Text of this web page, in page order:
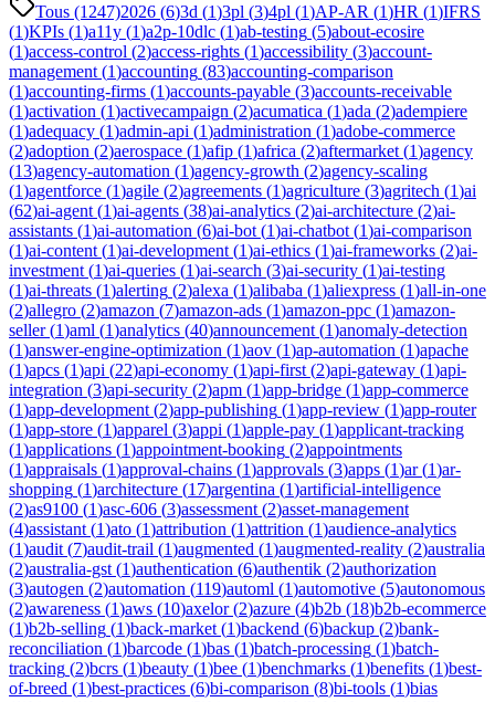
Tous (1247)2026 (6)3d (1)3pl (3)4pl (1)AP-AR (1)HR (1)IFRS
(1)KPIs (1)a11y (1)a2p-10dlc (1)ab-testing (5)about-ecosire
(1)access-control (2)access-rights (1)accessibility (3)account-
management (1)accounting (83)accounting-comparison
(1)accounting-firms (1)accounts-payable (3)accounts-receivable
(1)activation (1)activecampaign (2)acumatica (1)ada (2)adempiere
(1)adequacy (1)admin-api (1)administration (1)adobe-commerce
(2)adoption (2)aerospace (1)afip (1)africa (2)aftermarket (1)agency
(13)agency-automation (1)agency-growth (2)agency-scaling
(1)agentforce (1)agile (2)agreements (1)agriculture (3)agritech (1)ai
(62)ai-agent (1)ai-agents (38)ai-analytics (2)ai-architecture (2)ai-
assistants (1)ai-automation (6)ai-bot (1)ai-chatbot (1)ai-comparison
(1)ai-content (1)ai-development (1)ai-ethics (1)ai-frameworks (2)ai-
investment (1)ai-queries (1)ai-search (3)ai-security (1)ai-testing
(1)ai-threats (1)alerting (2)alexa (1)alibaba (1)aliexpress (1)all-in-one
(2)allegro (2)amazon (7)amazon-ads (1)amazon-ppc (1)amazon-
seller(1)aml (1)analytics (40)announcement (1)anomaly-detection
(1)answer-engine-optimization (1)aov (1)ap-automation (1)apache
(1)apcs (1)api (22)api-economy (1)api-first (2)api-gateway (1)api-
integration (3)api-security (2)apm (1)app-bridge (1)app-commerce
(1)app-development (2)app-publishing (1)app-review (1)app-router
(1)app-store (1)apparel (3)appi (1)apple-pay (1)applicant-tracking
(1)applications (1)appointment-booking (2)appointments
(1)appraisals (1)approval-chains (1)approvals (3)apps (1)ar(1)ar-
shopping (1)architecture (17)argentina (1)artificial-intelligence
(2)as9100 (1)asc-606 (3)assessment (2)asset-management
(4)assistant (1)ato (1)attribution (1)attrition (1)audience-analytics
(1)audit (7)audit-trail (1)augmented (1)augmented-reality (2)australia
(2)australia-gst (1)authentication (6)authentik (2)authorization
(3)autogen (2)automation (119)automl (1)automotive (5)autonomous
(2)awareness (1)aws (10)axelor(2)azure (4)b2b (18)b2b-ecommerce
(1)b2b-selling (1)back-market (1)backend (6)backup (2)bank-
reconciliation (1)barcode (1)bas (1)batch-processing (1)batch-
tracking (2)bcrs (1)beauty (1)bee (1)benchmarks (1)benefits (1)best-
of-breed (1)best-practices (6)bi-comparison (8)bi-tools (1)bias